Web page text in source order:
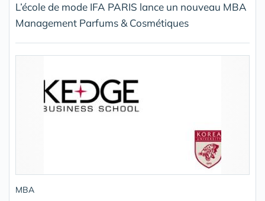
L’école de mode IFA PARIS lance un nouveau MBA
Management Parfums & Cosmétiques
MBA